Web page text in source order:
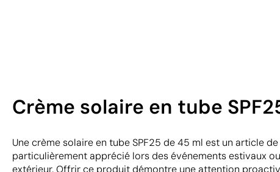
Crème solaire en tube
Une crème solaire en tube SPF25 de 45 ml est un article
particulièrement apprécié lors des événements estivaux